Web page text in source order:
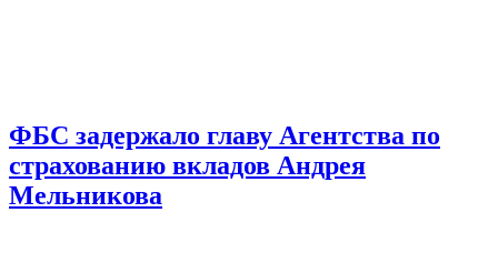
ФБС задержало главу Агентства по
страхованию вкладов Андрея
Мельникова